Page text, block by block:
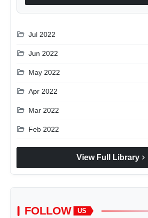
folder_open Jul 2022
folder_open Jun 2022
folder_open May 2022
folder_open Apr 2022
folder_open Mar 2022
folder_open Feb 2022
View Full Library chevron_right
FOLLOW US